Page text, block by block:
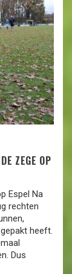
ZEGE OP
Espel Na
rechten
heeft.
Dus